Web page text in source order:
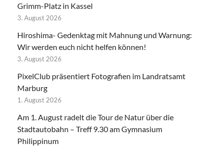
Grimm-Platz in Kassel
3. August 2026
Hiroshima- Gedenktag mit Mahnung und Warnung:
Wir werden euch nicht helfen können!
3. August 2026
PixelClub präsentiert Fotografien im Landratsamt
Marburg
1. August 2026
Am 1. August radelt die Tour de Natur über die
Stadtautobahn – Treff 9.30 am Gymnasium
Philippinum